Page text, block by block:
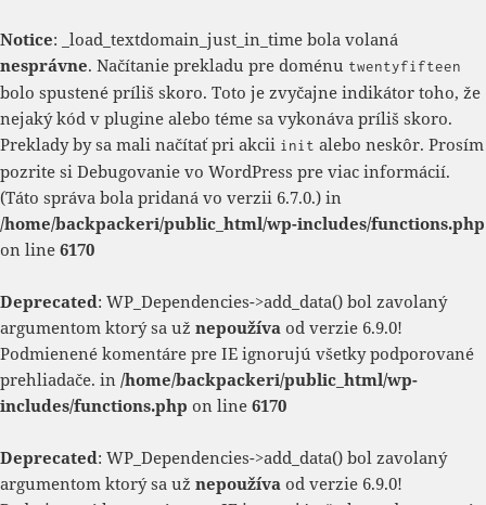
Notice: _load_textdomain_just_in_time bola volaná
nesprávne. Načítanie prekladu pre doménu twentyfifteen
bolo spustené príliš skoro. Toto je zvyčajne indikátor toho, že
nejaký kód v plugine alebo téme sa vykonáva príliš skoro.
Preklady by sa mali načítať pri akcii init alebo neskôr. Prosím
pozrite si Debugovanie vo WordPress pre viac informácií.
(Táto správa bola pridaná vo verzii 6.7.0.) in
/home/backpackeri/public_html/wp-includes/functions.php
on line 6170
Deprecated: WP_Dependencies->add_data() bol zavolaný
argumentom ktorý sa už nepoužíva od verzie 6.9.0!
Podmienené komentáre pre IE ignorujú všetky podporované
prehliadače. in /home/backpackeri/public_html/wp-
includes/functions.php on line 6170
Deprecated: WP_Dependencies->add_data() bol zavolaný
argumentom ktorý sa už nepoužíva od verzie 6.9.0!